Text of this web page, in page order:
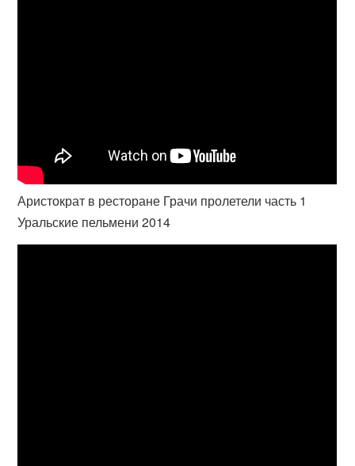
Аристократ в ресторане Грачи пролетели часть 1
Уральские пельмени 2014